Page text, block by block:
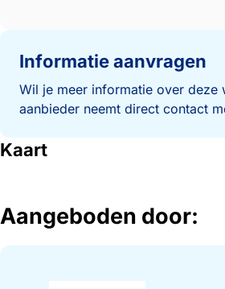
Informatie aanvragen
Wil je meer informatie over deze
aanbieder neemt direct contact
Kaart
Aangeboden door: